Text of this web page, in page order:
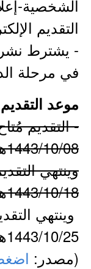
الشخصية-
التقديم
- ​يشترط
في مرحلة
موعد
- التقديم
وينتهي
1443/10/18هـ الموافق 2022/05/19م.
وينتهي
(مصدر: